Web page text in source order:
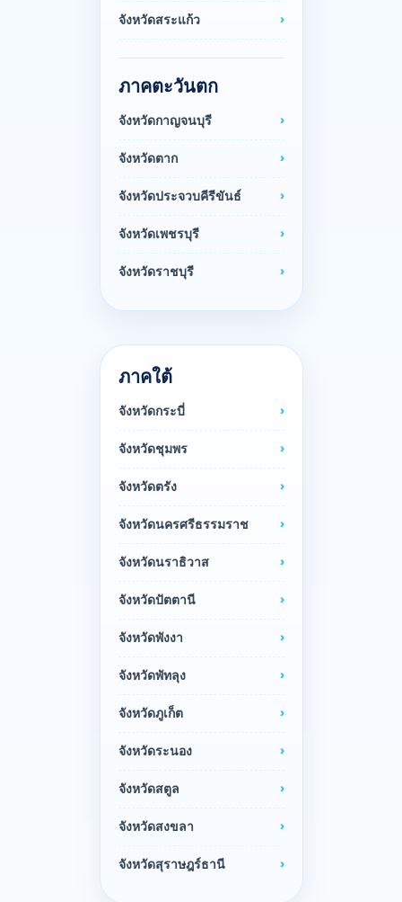
จังหวัดสระแก้ว
ภาคตะวันตก
จังหวัดกาญจนบุรี
จังหวัดตาก
จังหวัดประจวบคีรีขันธ์
จังหวัดเพชรบุรี
จังหวัดราชบุรี
ภาคใต้
จังหวัดกระบี่
จังหวัดชุมพร
จังหวัดตรัง
จังหวัดนครศรีธรรมราช
จังหวัดนราธิวาส
จังหวัดปัตตานี
จังหวัดพังงา
จังหวัดพัทลุง
จังหวัดภูเก็ต
จังหวัดระนอง
จังหวัดสตูล
จังหวัดสงขลา
จังหวัดสุราษฎร์ธานี